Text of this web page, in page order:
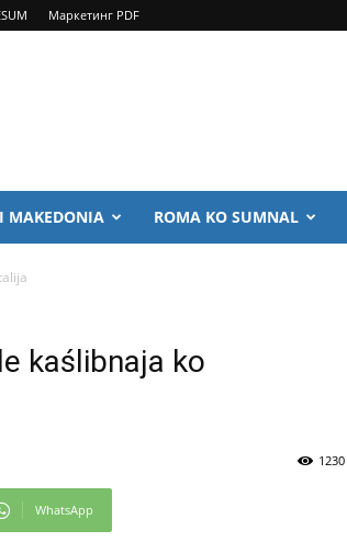
Маркетинг PDF
MAKEDONIA ROMA KO SUMNAL
kaślibnaja ko
1230
WhatsApp